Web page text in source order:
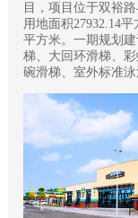
目，项目位于双裕
用地面积27932.14
平方米。一期规划
梯、大回环滑梯、
碗滑梯、室外标准泳